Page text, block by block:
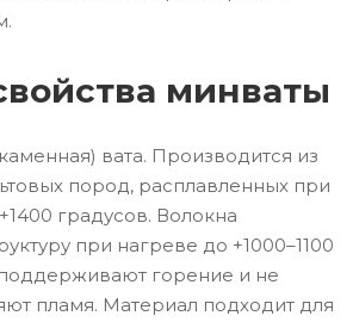
минваты
вата. Производится из
пород, расплавленных при
градусов. Волокна
при нагреве до +1000–1100
горение и не
пламя. Материал подходит для